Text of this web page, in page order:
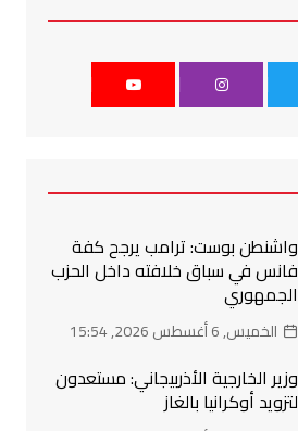
واشنطن بوست: ترامب يرجح كفة
فانس في سباق خلافته داخل الحزب
الجمهوري
الخميس, 6 أغسطس 2026, 15:54
وزير الخارجية الأذربيجاني: مستعدون
لتزويد أوكرانيا بالغاز